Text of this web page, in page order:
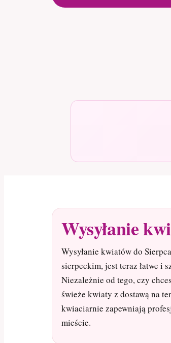
Wysyłanie
Wysyłanie kwiatów do
sierpeckim, jest teraz łatwe i
Niezależnie od tego, czy
świeże kwiaty z dostawą na
kwiaciarnie zapewniają
mieście.